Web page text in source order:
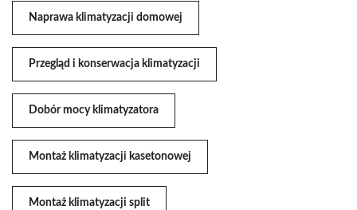
Naprawa klimatyzacji domowej
Przegląd i konserwacja klimatyzacji
Dobór mocy klimatyzatora
Montaż klimatyzacji kasetonowej
Montaż klimatyzacji split